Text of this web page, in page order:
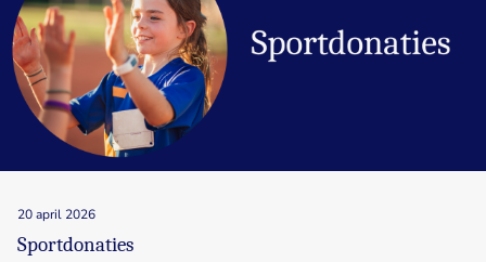
20 april 2026
Sportdonaties